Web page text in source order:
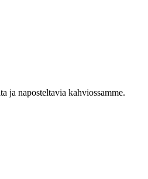
ja naposteltavia kahviossamme.